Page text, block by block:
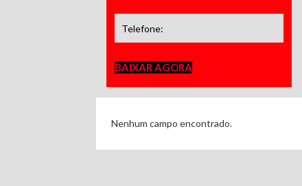
BAIXAR AGORA
Nenhum campo encontrado.